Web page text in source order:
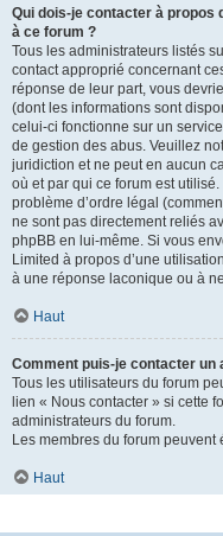
Qui dois-je contacter à propos
à ce forum ?
Tous les administrateurs listés
contact approprié concernant
réponse de leur part, vous
(dont les informations sont
celui-ci fonctionne sur un
de gestion des abus. Veuillez
juridiction et ne peut en aucun
où et par qui ce forum est
problème d’ordre légal
ne sont pas directement reliés
phpBB en lui-même. Si vous
Limited à propos d’une
à une réponse laconique ou à
Haut
Comment puis-je contacter un
Tous les utilisateurs du forum
lien « Nous contacter » si cette
administrateurs du forum.
Les membres du forum
Haut